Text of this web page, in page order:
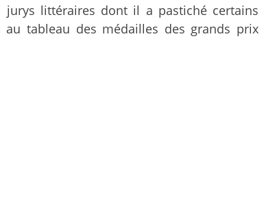
jurys littéraires dont il a pastiché certains
tableau des médailles des grands prix